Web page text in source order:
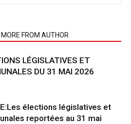
MORE FROM AUTHOR
LÉGISLATIVES ET
DU 31 MAI 2026
élections législatives et
reportées au 31 mai